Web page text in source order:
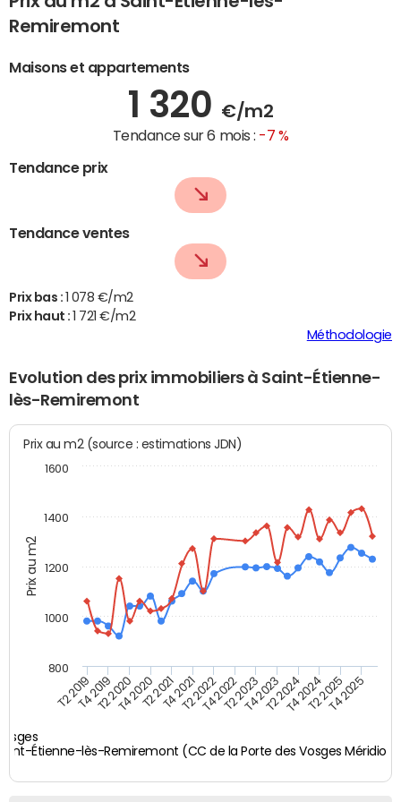
Remiremont
Maisons et appartements
1 320 €/m2
Tendance sur 6 mois : -7 %
Tendance prix
Tendance ventes
Prix bas :
1 078 €/m2
Prix haut :
1 721 €/m2
Méthodologie
Evolution des prix immobiliers à Saint-Étienne-
lès-Remiremont
Prix au m2
Prix au m2 (source : estimations JDN)
Étienne-lès-Remiremont (CC de la Porte des Vosges
T2 2019T4 2019T2 2020T4 2020T2 2021T4 2021T2 2022T4 2022T2 2023T4 2023T2 2024T4 2024T2 2025T4 2025
800
1000
1200
1400
1600